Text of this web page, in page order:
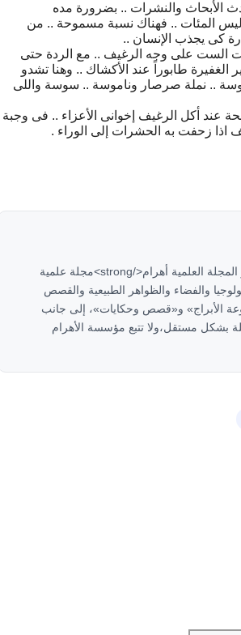
ﺍﻷﺑﺤﺎﺙ ﻭﺍﻟﻨﺸﺮﺍﺕ .. ﺑﻀﺮﻭﺭﺓ ﻣﺪﻩ
ﺍﻟﻤﺌﺎﺕ .. ﻓﻬﻨﺎﻙ ﻧﺴﺒﺔ ﻣﺴﻤﻮﺣﺔ .. ﻣﻦ
ﻛﻰ ﻳﺠﺬﺏ ﺍﻹﻧﺴﺎﻥ ..
ﺍﻟﺴﺖ ﻋﻠﻰ ﻭﺟﻪ ﺍﻟﺮﻏﻴﻒ .. ﻣﻊ ﺍﻟﺮﺩﺓ ﺣﺘﻰ
ﻃﺎﺑﻮﺭﺍً ﻋﻨﺪ ﺍﻷﻛﺸﺎﻙ .. ﻭﻫﻨﺎ ﺗﺸﺪﻭ
.. ﻧﻤﻠﺔ ﺻﺮﺻﺎﺭ ﻭﻧﺎﻣﻮﺳﺔ .. ﺳﻮﺳﺔ ﻭﺍﻟﻠﻰ
ﻋﻨﺪ ﺃﻛﻞ ﺍﻟﺮﻏﻴﻒ ﺇﺧﻮﺍﻧﻰ ﺍﻷﻋﺰﺍﺀ .. ﻓﻰ ﻭﺟﺒﺔ
ﺍﺫﺍ ﺯﺣﻔﺖ ﺑﻪ ﺍﻟﺤﺸﺮﺍﺕ ﺇﻟﻰ ﺍﻟﻮﺭﺍﺀ .
<strong>هاني سلام</strong><strong>مؤسس ورئيس تحرير المجلة العلمية أهرام</strong>مجلة علمية
العلوم والتكنولوجيا والفضاء والظواهر الطبيعية والقصص
الأبراج» و«قصص وحكايات»، إلى جانب
بشكل مستقل،ولا تتبع مؤسسة الأهرام